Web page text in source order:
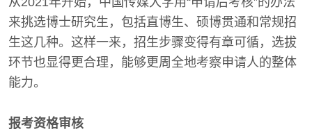
来挑选博士研究生，包括直博生、硕博贯通和常规招
生这几种。这样一来，招生步骤变得有章可循，选拔
环节也显得更合理，能够更周全地考察申请人的整体
能力。
报考资格审核